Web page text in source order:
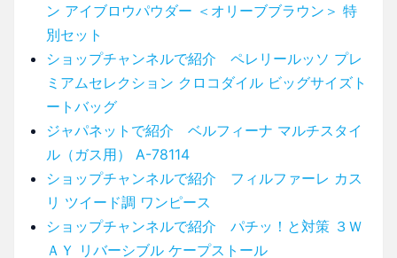
ン アイブロウパウダー ＜オリーブブラウン＞ 特
別セット
ショップチャンネルで紹介 ペレリールッソ プレ
ミアムセレクション クロコダイル ビッグサイズト
ートバッグ
ジャパネットで紹介 ベルフィーナ マルチスタイ
ル（ガス用） A-78114
ショップチャンネルで紹介 フィルファーレ カス
リ ツイード調 ワンピース
ショップチャンネルで紹介 パチッ！と対策 ３Ｗ
ＡＹ リバーシブル ケープストール